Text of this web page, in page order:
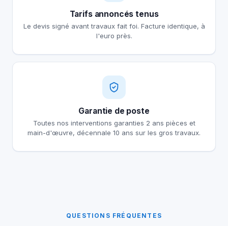
Tarifs annoncés tenus
Le devis signé avant travaux fait foi. Facture identique, à
l'euro près.
Garantie de poste
Toutes nos interventions garanties 2 ans pièces et
main-d'œuvre, décennale 10 ans sur les gros travaux.
QUESTIONS FRÉQUENTES